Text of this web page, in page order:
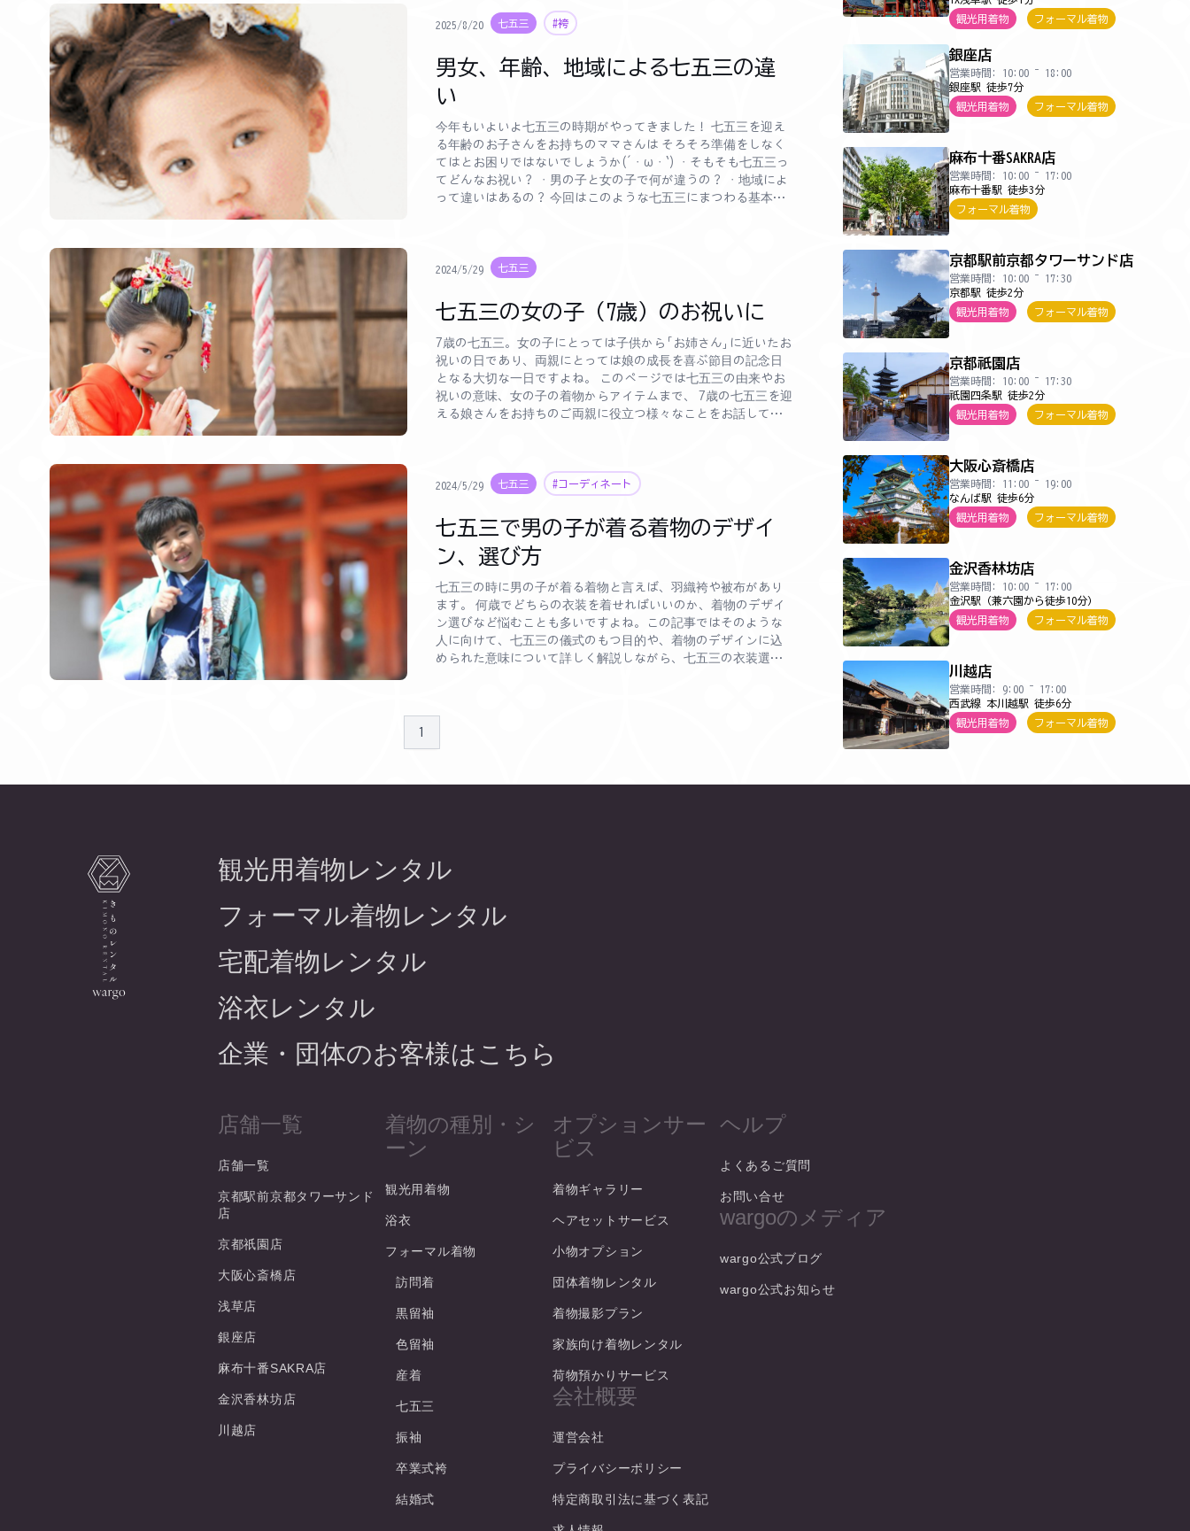
2025/8/20 七五三 #袴
男女、年齢、地域による七五三の違
い
今年もいよいよ七五三の時期がやってきました！ 七五三を迎え
る年齢のお子さんをお持ちのママさんは そろそろ準備をしなく
てはとお困りではないでしょうか(´・ω・`) ・そもそも七五三っ
てどんなお祝い？ ・男の子と女の子で何が違うの？ ・地域によ
って違いはあるの？ 今回はこのような七五三にまつわる基本的
2024/5/29 七五三
七五三の女の子（7歳）のお祝いに
7歳の七五三。女の子にとっては子供から「お姉さん」に近いたお
祝いの日であり、両親にとっては娘の成長を喜ぶ節目の記念日
となる大切な一日ですよね。 このページでは七五三の由来やお
祝いの意味、女の子の着物からアイテムまで、 7歳の七五三を迎
える娘さんをお持ちのご両親に役立つ様々なことをお話してい
2024/5/29 七五三 #コーディネート
七五三で男の子が着る着物のデザイ
ン、選び方
七五三の時に男の子が着る着物と言えば、羽織袴や被布があり
ます。 何歳でどちらの衣装を着せればいいのか、着物のデザイ
ン選びなど悩むことも多いですよね。この記事ではそのような
人に向けて、七五三の儀式のもつ目的や、着物のデザインに込
められた意味について詳しく解説しながら、七五三の衣装選び
1
観光用着物
フォーマル着物
銀座店
営業時間: 10:00 ~ 18:00
銀座駅 徒歩7分
観光用着物
フォーマル着物
麻布十番SAKRA店
営業時間: 10:00 ~ 17:00
麻布十番駅 徒歩3分
フォーマル着物
京都駅前京都タワーサンド店
営業時間: 10:00 ~ 17:30
京都駅 徒歩2分
観光用着物
フォーマル着物
京都祇園店
営業時間: 10:00 ~ 17:30
祇園四条駅 徒歩2分
観光用着物
フォーマル着物
大阪心斎橋店
営業時間: 11:00 ~ 19:00
なんば駅 徒歩6分
観光用着物
フォーマル着物
金沢香林坊店
営業時間: 10:00 ~ 17:00
金沢駅（兼六園から徒歩10分）
観光用着物
フォーマル着物
川越店
営業時間: 9:00 ~ 17:00
西武線 本川越駅 徒歩6分
観光用着物
フォーマル着物
観光用着物レンタル
フォーマル着物レンタル
宅配着物レンタル
浴衣レンタル
企業・団体のお客様はこちら
店舗一覧
店舗一覧
京都駅前京都タワーサンド
店
京都祇園店
大阪心斎橋店
浅草店
銀座店
麻布十番SAKRA店
金沢香林坊店
川越店
着物の種別・シ
ーン
観光用着物
浴衣
フォーマル着物
訪問着
黒留袖
色留袖
産着
七五三
振袖
卒業式袴
結婚式
オプションサー
ビス
着物ギャラリー
ヘアセットサービス
小物オプション
団体着物レンタル
着物撮影プラン
家族向け着物レンタル
荷物預かりサービス
会社概要
運営会社
プライバシーポリシー
特定商取引法に基づく表記
ヘルプ
よくあるご質問
お問い合せ
wargoのメディア
wargo公式ブログ
wargo公式お知らせ